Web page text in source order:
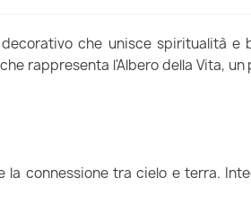
che unisce spiritualità e
rappresenta l'Albero della Vita, un
connessione tra cielo e terra.